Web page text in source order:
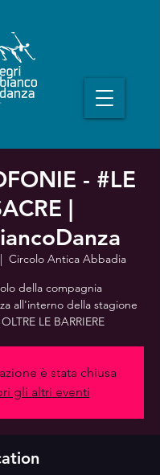
- #LE
|
Circolo Antica Abbadia
della compagnia
all'interno della stagione
LE BARRIERE
è stata chiusa
gli altri eventi